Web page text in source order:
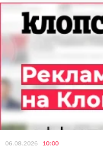
06.08.2026 10:00